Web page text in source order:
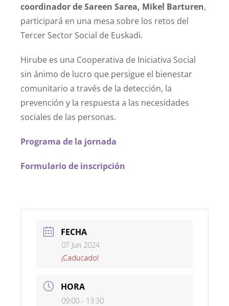
coordinador deSareen Sarea, Mikel Barturen,
participará en una mesa sobre los retos del
Tercer Sector Social de Euskadi.
Hirube es una Cooperativa de Iniciativa Social
sin ánimo de lucro que persigue el bienestar
comunitario a través de la detección, la
prevención y la respuesta a las necesidades
sociales de las personas.
Programa de la jornada
Formulario de inscripción
FECHA
07 Jun 2024
¡Caducado!
HORA
09:00 - 13:30